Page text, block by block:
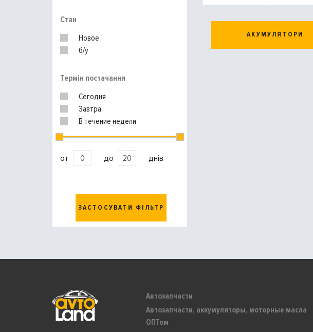
Стан
Новое
б/у
Термін постачання
Сегодня
Завтра
В течение недели
от до днів
ЗАСТОСУВАТИ ФІЛЬТР
АКУМУЛЯТОРИ
Автозапчасти
Автозапчасти, аккумуляторы, моторные масла
ОПТом